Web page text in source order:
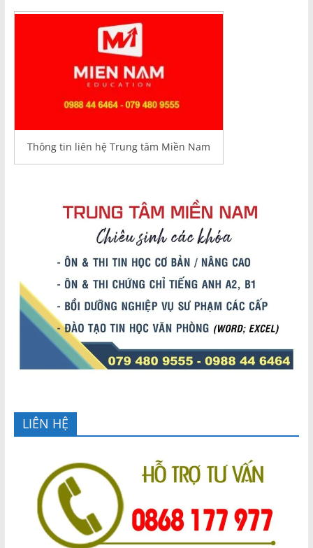
Thông tin liên hệ Trung tâm Miền Nam
LIÊN HỆ